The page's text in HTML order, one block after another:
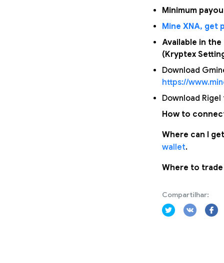
Minimum
Mine XNA, get
Available in
(Kryptex
Download
https://
Download
How to
Where can I
wallet.
Where to
Compartilhar: